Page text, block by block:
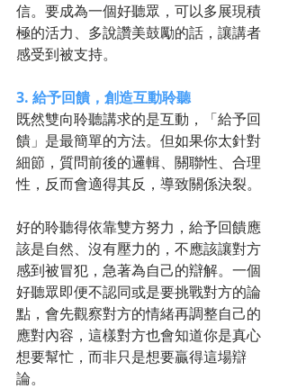
信。要成為一個好聽眾，可以多展現積
極的活力、多說讚美鼓勵的話，讓講者
感受到被支持。
3. 給予回饋，創造互動聆聽
既然雙向聆聽講求的是互動，「給予回
饋」是最簡單的方法。但如果你太針對
細節，質問前後的邏輯、關聯性、合理
性，反而會適得其反，導致關係決裂。
好的聆聽得依靠雙方努力，給予回饋應
該是自然、沒有壓力的，不應該讓對方
感到被冒犯，急著為自己的辯解。一個
好聽眾即便不認同或是要挑戰對方的論
點，會先觀察對方的情緒再調整自己的
應對內容，這樣對方也會知道你是真心
想要幫忙，而非只是想要贏得這場辯
論。